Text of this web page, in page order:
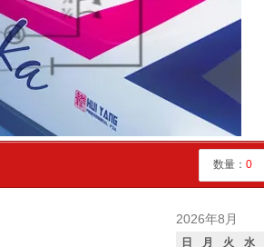
数量： 0
2026年8月
日 月 火 水